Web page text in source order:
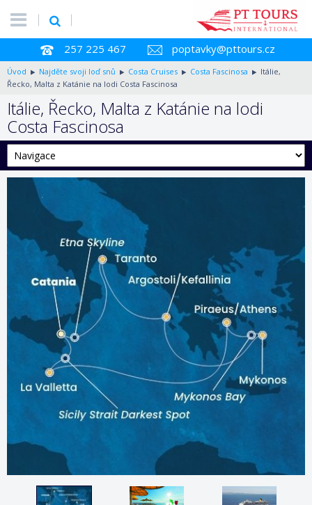
257 225 467 poptavky@pttours.cz
Úvod Najděte svoji loď snů Costa Cruises Costa Fascinosa
Itálie,
Řecko, Malta z Katánie na lodi Costa Fascinosa
Itálie, Řecko, Malta z Katánie na lodi
Costa Fascinosa